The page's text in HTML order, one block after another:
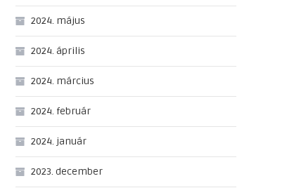
2024. május
2024. április
2024. március
2024. február
2024. január
2023. december